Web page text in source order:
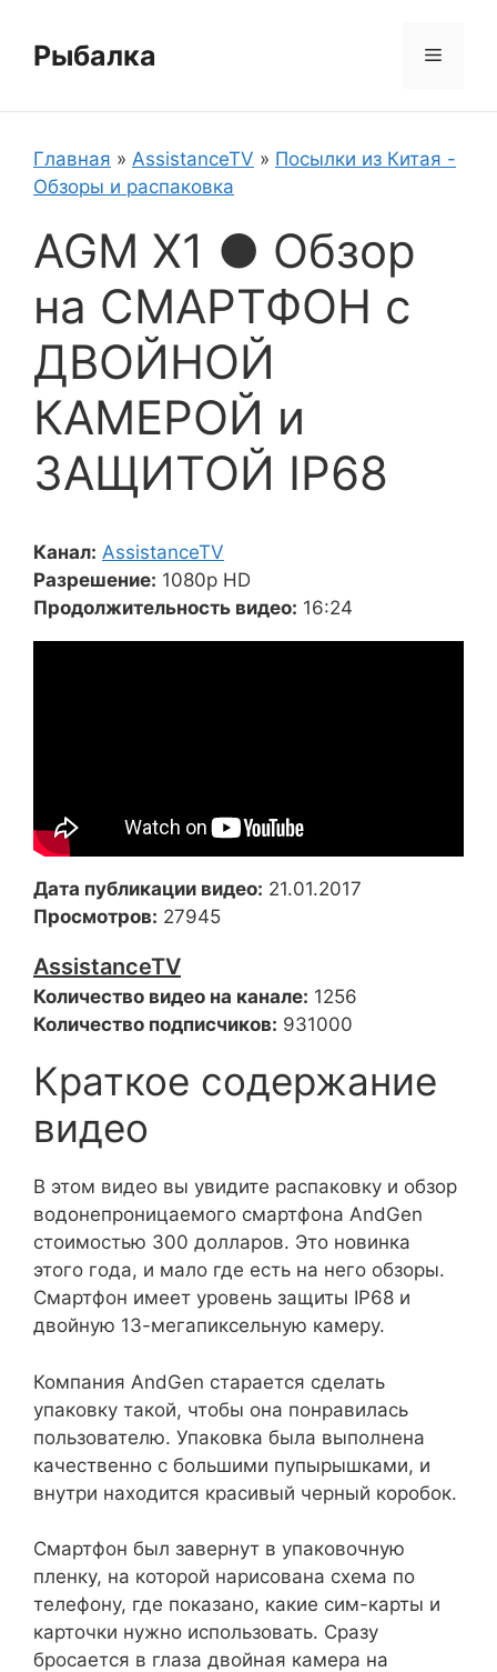
содержимому
Рыбалка Меню
Главная » AssistanceTV » Посылки из Китая -
Обзоры и распаковка
AGM X1 ● Обзор
на СМАРТФОН с
ДВОЙНОЙ
КАМЕРОЙ и
ЗАЩИТОЙ IP68
Канал: AssistanceTV
Разрешение: 1080p HD
Продолжительность видео: 16:24
Дата публикации видео: 21.01.2017
Просмотров: 27945
AssistanceTV
Количество видео на канале: 1256
Количество подписчиков: 931000
Краткое содержание
видео
В этом видео вы увидите распаковку и обзор
водонепроницаемого смартфона AndGen
стоимостью 300 долларов. Это новинка
этого года, и мало где есть на него обзоры.
Смартфон имеет уровень защиты IP68 и
двойную 13-мегапиксельную камеру.
Компания AndGen старается сделать
упаковку такой, чтобы она понравилась
пользователю. Упаковка была выполнена
качественно с большими пупырышками, и
внутри находится красивый черный коробок.
Смартфон был завернут в упаковочную
пленку, на которой нарисована схема по
телефону, где показано, какие сим-карты и
карточки нужно использовать. Сразу
бросается в глаза двойная камера на